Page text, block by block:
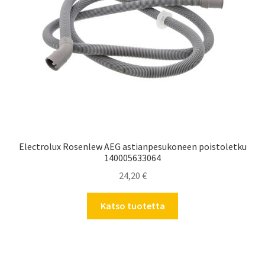
Electrolux Rosenlew AEG astianpesukoneen poistoletku
140005633064
24,20 €
Katso tuotetta